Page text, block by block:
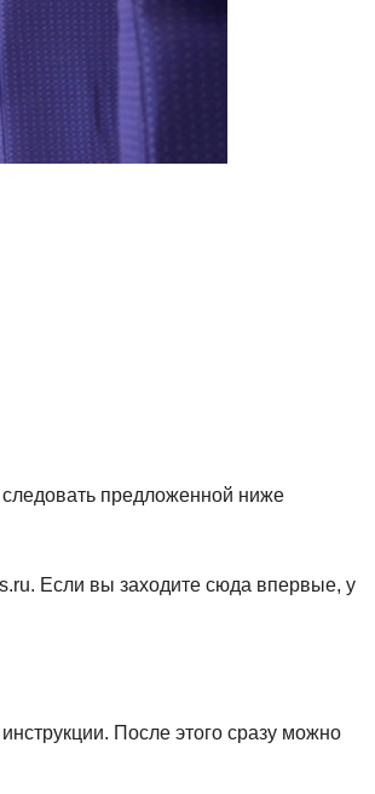
предложенной ниже
Если вы заходите сюда впервые, у
После этого сразу можно